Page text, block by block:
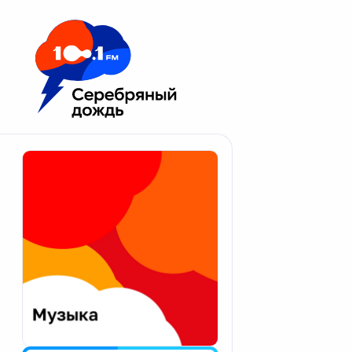
Москва 100.1 FM
Апатиты
Екатеринбург
Калининград
Калуга